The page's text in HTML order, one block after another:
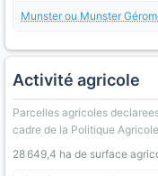
Munster ou Munster
Activité agricole
Parcelles agricoles
cadre de la Politique
28 649,4 ha de surface